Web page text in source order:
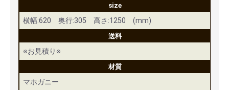
size
横幅:620 奥行:305 高さ:1250 (mm)
送料
※お見積り※
材質
マホガニー